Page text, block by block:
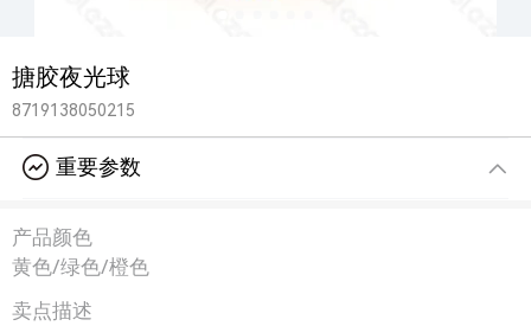
搪胶夜光球
8719138050215
重要参数
产品颜色
黄色/绿色/橙色
卖点描述